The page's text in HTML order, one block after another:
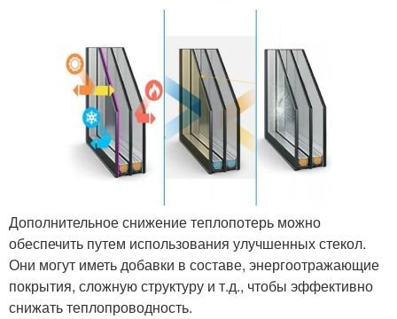
Дополнительное снижение теплопотерь можно
обеспечить путем использования улучшенных стекол.
Они могут иметь добавки в составе, энергоотражающие
покрытия, сложную структуру и т.д., чтобы эффективно
снижать теплопроводность.